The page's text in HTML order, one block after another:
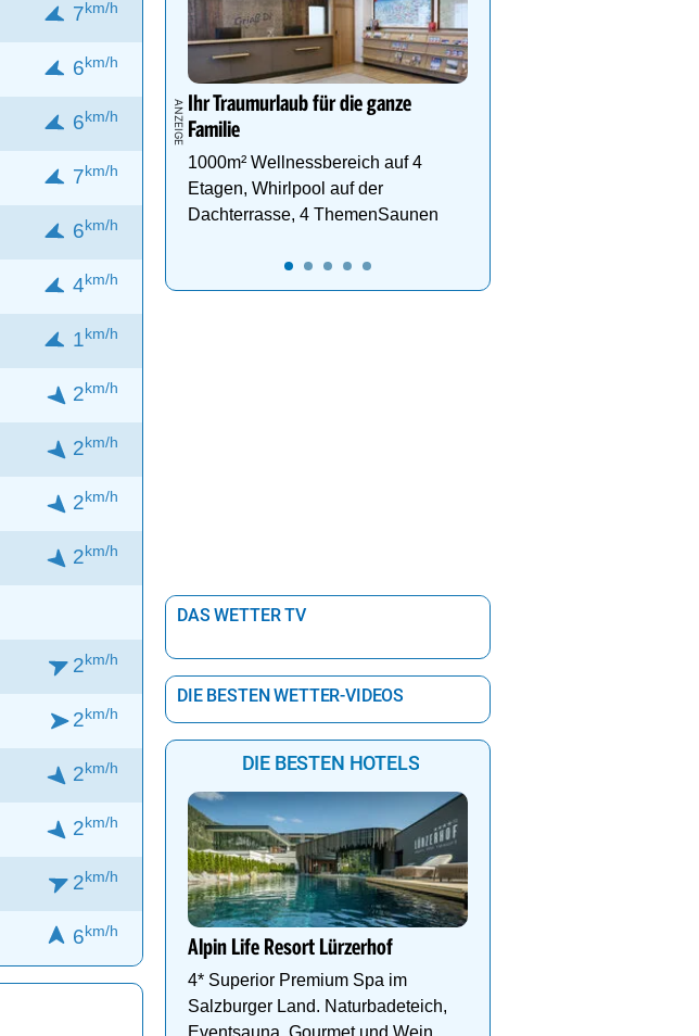
7km/h
6km/h
6km/h
7km/h
6km/h
4km/h
1km/h
2km/h
2km/h
2km/h
2km/h
2km/h
2km/h
2km/h
2km/h
2km/h
6km/h
Ihr Traumurlaub für die ganze
Familie
1000m² Wellnessbereich auf 4
Etagen, Whirlpool auf der
Dachterrasse, 4 ThemenSaunen
DAS WETTER TV
DIE BESTEN WETTER-VIDEOS
DIE BESTEN HOTELS
Alpin Life Resort Lürzerhof
4* Superior Premium Spa im
Salzburger Land. Naturbadeteich,